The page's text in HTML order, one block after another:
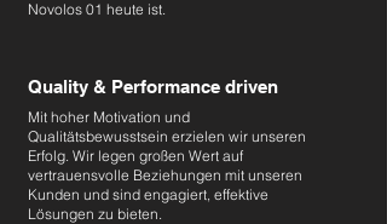
Novolos 01 heute ist.
Quality & Performance driven
Mit hoher Motivation und
Qualitätsbewusstsein erzielen wir unseren
Erfolg. Wir legen großen Wert auf
vertrauensvolle Beziehungen mit unseren
Kunden und sind engagiert, effektive
Lösungen zu bieten.